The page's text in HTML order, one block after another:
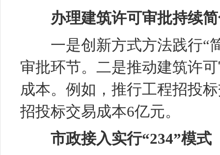
办理建筑许可审批持续
一是创新方式方法践行“
审批环节。二是推动建筑许
成本。例如，推行工程招投
招投标交易成本6亿元。
市政接入实行“234”模式